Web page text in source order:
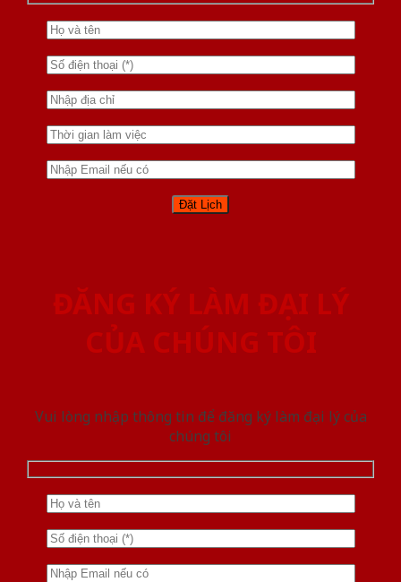
ĐĂNG KÝ LÀM ĐẠI LÝ
CỦA CHÚNG TÔI
Vui lòng nhập thông tin để đăng ký làm đại lý của
chúng tôi